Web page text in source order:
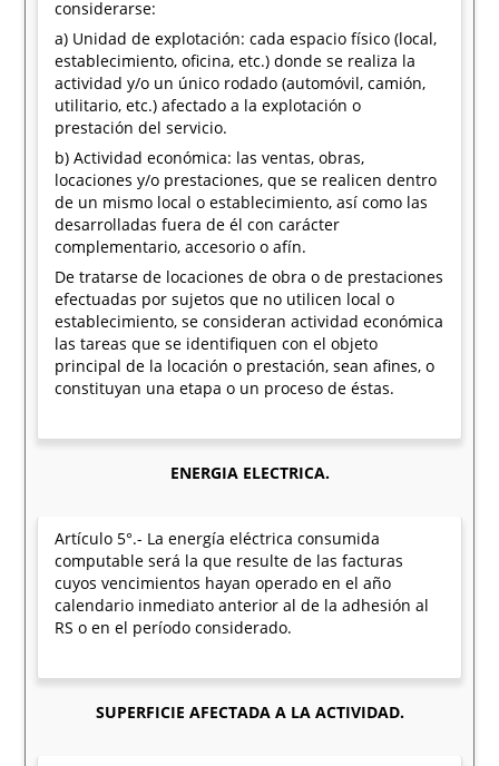
considerarse:
a) Unidad de explotación: cada espacio físico (local,
establecimiento, oficina, etc.) donde se realiza la
actividad y/o un único rodado (automóvil, camión,
utilitario, etc.) afectado a la explotación o
prestación del servicio.
b) Actividad económica: las ventas, obras,
locaciones y/o prestaciones, que se realicen dentro
de un mismo local o establecimiento, así como las
desarrolladas fuera de él con carácter
complementario, accesorio o afín.
De tratarse de locaciones de obra o de prestaciones
efectuadas por sujetos que no utilicen local o
establecimiento, se consideran actividad económica
las tareas que se identifiquen con el objeto
principal de la locación o prestación, sean afines, o
constituyan una etapa o un proceso de éstas.
ENERGIA ELECTRICA.
Artículo 5°.- La energía eléctrica consumida
computable será la que resulte de las facturas
cuyos vencimientos hayan operado en el año
calendario inmediato anterior al de la adhesión al
RS o en el período considerado.
SUPERFICIE AFECTADA A LA ACTIVIDAD.